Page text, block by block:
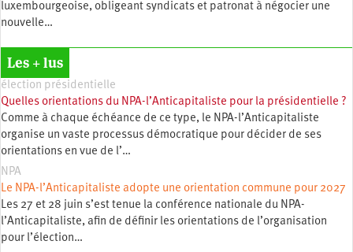
luxembourgeoise, obligeant syndicats et patronat à négocier une
nouvelle…
Les + lus
élection présidentielle
Quelles orientations du NPA-l’Anticapitaliste pour la présidentielle ?
Comme à chaque échéance de ce type, le NPA-l’Anticapitaliste
organise un vaste processus démocratique pour décider de ses
orientations en vue de l’…
NPA
Le NPA-l’Anticapitaliste adopte une orientation commune pour 2027
Les 27 et 28 juin s’est tenue la conférence nationale du NPA-
l’Anticapitaliste, afin de définir les orientations de l’organisation
pour l’élection…